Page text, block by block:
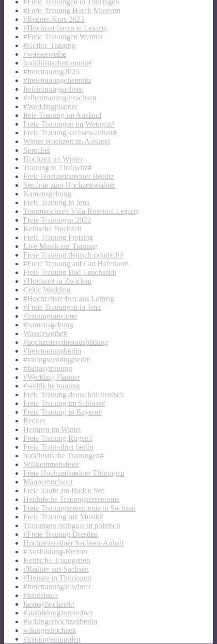
#Freie Trauungen in Thüringen
#Freie Trauung Horch Museum
#Redner-Kurs 2023
#Hochzeit feiern in Leipzig
#Freie Trauungen Weimar
#Gothic Trauung
#wasserweihe
buddhistischetrauung#
#freietrauung2025
#freietrauungchemnitz
freietrauungsachsen
#elbentrauunginsachsen
#Weddingplanner
freie Trauung im Ausland
Freie Trauungen im Weingut#
Freie Trauung sachsen-anhalt#
Winter Hochzeit im Ausland
Sprecher
Hochzeit im Winter
Trauung in Thallwitz#
Freie Hochzeitsredner Beelitz
Seminar zum Hochzeitsredner
Namensgebung
Freie Trauung in Jena
Traumhochzeit Villa Rosental Leipzig
Freie Trauungen 2022
Keltische Hochzeit
Freie Trauung Freising
Live Musik zur Trauung
Freie Trauung deutsch-polnisch#
#Freie Trauung auf Gut Haferkorn
Freie Trauung Bad Lauchstädt
#Hochzeit in Zwickau
Celtic Wedding
#Hochzeitsredner aus Leipzig
#Freie Trauungen in Jena
#trauungimwinter
#namensgebung
Wasserweihe#
#hochzeitsrednerausbildung
#freietrauungberlin
#vikingweddingberlin
#fantasytrauung
#Wedding Planner
#weltliche trauung
Freie Trauung deutsch/italienisch
Freie Trauung im Schloss#
Freie Trauung in Bayern#
Redner
Heiraten im Winter
Freie Trauung Rügen#
Freie Trauredner berlin
buddhistische Trauungen#
Willkommensfeier
Freie Hochzeitsredner Thüringen
Männerhochzeit
Freie Taufe am Boden See
Heidnische Trauungszeremonie
Freie Trauungszeremonie in Sachsen
Freie Trauung mit Musik#
Trauungen bilingual in polnisch
#Freie Trauung Dresden
Hochzeitsredner Sachsen-Anhalt
#Ausbildung-Redner
Keltische Trauugenen
#Redner aus Sachsen
#Heirate in Thüringen
#freietrauungimwinter
#kindstaufe
fantasyhochzeit#
#ausbildungzumredner
#wikingerhochzeitberlin
wikingerhochzeit
#trauungeninpolen